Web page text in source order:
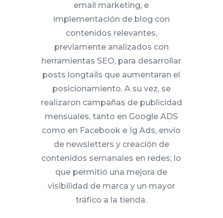
email marketing, e
implementación de blog con
contenidos relevantes,
previamente analizados con
herramientas SEO, para desarrollar
posts longtails que aumentaran el
posicionamiento. A su vez, se
realizaron campañas de publicidad
mensuales, tanto en Google ADS
como en Facebook e Ig Ads, envío
de newsletters y creación de
contenidos semanales en redes; lo
que permitió una mejora de
visibilidad de marca y un mayor
tráfico a la tienda.